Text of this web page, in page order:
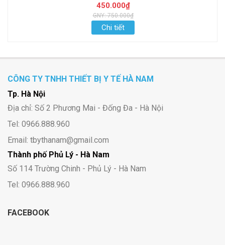
450.000₫
GNY: 750.000₫
Chi tiết
CÔNG TY TNHH THIẾT BỊ Y TẾ HÀ NAM
Tp. Hà Nội
Địa chỉ: Số 2 Phương Mai - Đống Đa - Hà Nội
Tel: 0966.888.960
Email: tbythanam@gmail.com
Thành phố Phủ Lý - Hà Nam
Số 114 Trường Chinh - Phủ Lý - Hà Nam
Tel: 0966.888.960
FACEBOOK